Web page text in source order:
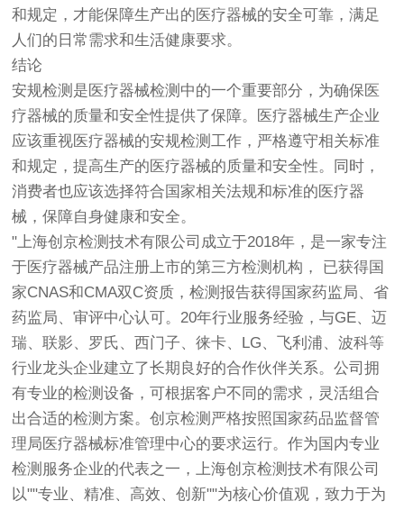
和规定，才能保障生产出的医疗器械的安全可靠，满足
人们的日常需求和生活健康要求。
结论
安规检测是医疗器械检测中的一个重要部分，为确保医
疗器械的质量和安全性提供了保障。医疗器械生产企业
应该重视医疗器械的安规检测工作，严格遵守相关标准
和规定，提高生产的医疗器械的质量和安全性。同时，
消费者也应该选择符合国家相关法规和标准的医疗器
械，保障自身健康和安全。
"上海创京检测技术有限公司成立于2018年，是一家专注
于医疗器械产品注册上市的第三方检测机构， 已获得国
家CNAS和CMA双C资质，检测报告获得国家药监局、省
药监局、审评中心认可。20年行业服务经验，与GE、迈
瑞、联影、罗氏、西门子、徕卡、LG、飞利浦、波科等
行业龙头企业建立了长期良好的合作伙伴关系。公司拥
有专业的检测设备，可根据客户不同的需求，灵活组合
出合适的检测方案。创京检测 严格按照国家药品监督管
理局医疗器械标准管理中心的要求运行。作为国内专业
检测服务企业的代表之一，上海创京检测技术有限公司
以""专业、精准、高效、创新""为核心价值观，致力于为